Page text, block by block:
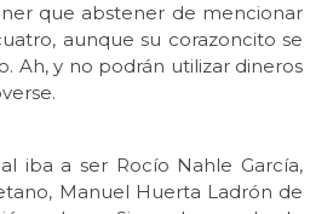
que abstener de mencionar
aunque su corazoncito se
Ah, y no podrán utilizar dineros
iba a ser Rocío Nahle García,
Manuel Huerta Ladrón de